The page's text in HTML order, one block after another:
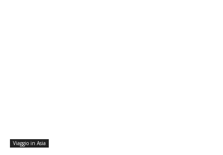
Viaggio in Asia